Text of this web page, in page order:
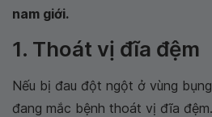
nam giới.
1. Thoát vị đĩa đệm
Nếu bị đau đột ngột ở vùng
đang mắc bệnh thoát vị đĩa